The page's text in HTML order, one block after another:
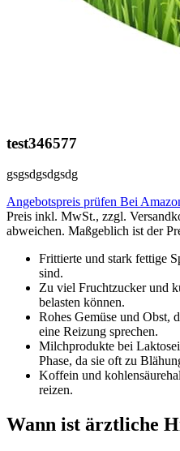
test346577
gsgsdgsdgsdg
Angebotspreis prüfen Bei
Preis inkl. MwSt., zzgl.
abweichen. Maßgeblich ist der
Frittierte und stark fettige
sind.
Zu viel Fruchtzucker und
belasten können.
Rohes Gemüse und Obst,
eine Reizung sprechen.
Milchprodukte bei
Phase, da sie oft zu
Koffein und
reizen.
Wann ist ärztliche